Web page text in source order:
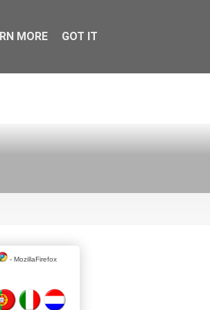
- MozillaFirefox
MORE GOT IT